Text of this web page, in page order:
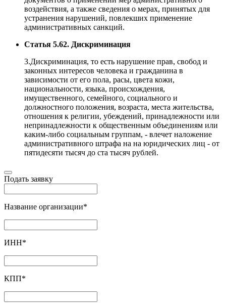
воздействия, а также сведения о мерах, принятых для
устранения нарушений, повлекших применение
административных санкций.
Статья 5.62. Дискриминация
3.Дискриминация, то есть нарушение прав, свобод и
законных интересов человека и гражданина в
зависимости от его пола, расы, цвета кожи,
национальности, языка, происхождения,
имущественного, семейного, социального и
должностного положения, возраста, места жительства,
отношения к религии, убеждений, принадлежности или
непринадлежности к общественным объединениям или
каким-либо социальным группам, - влечет наложение
административного штрафа на на юридических лиц - от
пятидесяти тысяч до ста тысяч рублей.
Подать заявку
Название организации*
ИНН*
КПП*